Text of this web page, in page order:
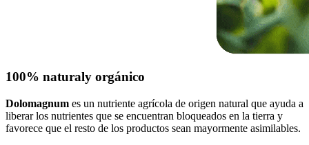
100% naturaly orgánico
Dolomagnum es un nutriente agrícola de origen natural que ayuda a
liberar los nutrientes que se encuentran bloqueados en la tierra y
favorece que el resto de los productos sean mayormente asimilables.